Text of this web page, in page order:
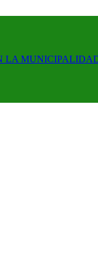
LA